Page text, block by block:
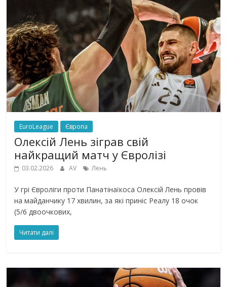
EuroLeague Європа
Олексій Лень зіграв свій
найкращий матч у Євролізі
03.02.2026 AV Лень
У грі Євроліги проти Панатінаїкоса Олексій Лень провів
на майданчику 17 хвилин, за які приніс Реалу 18 очок
(5/6 двоочкових,
Читати далі